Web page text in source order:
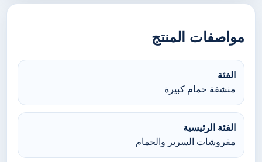
مواصفات المنتج
الفئة
منشفة حمام كبيرة
الفئة الرئيسية
مفروشات السرير والحمام